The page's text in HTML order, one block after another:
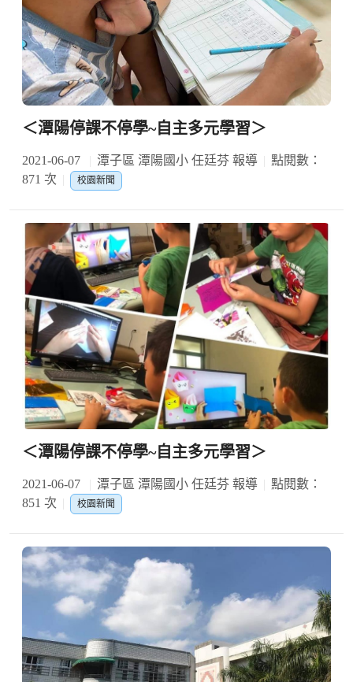
＜潭陽停課不停學~自主多元學習＞
2021-06-07 潭子區 潭陽國小 任廷芬 報導
點閱數：
871 次
校園新聞
＜潭陽停課不停學~自主多元學習＞
2021-06-07 潭子區 潭陽國小 任廷芬 報導
點閱數：
851 次
校園新聞